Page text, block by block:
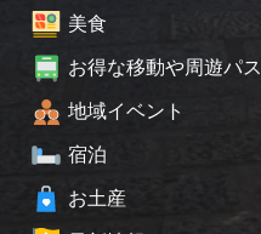
美食
お得な移動や周遊パス
地域イベント
宿泊
お土産